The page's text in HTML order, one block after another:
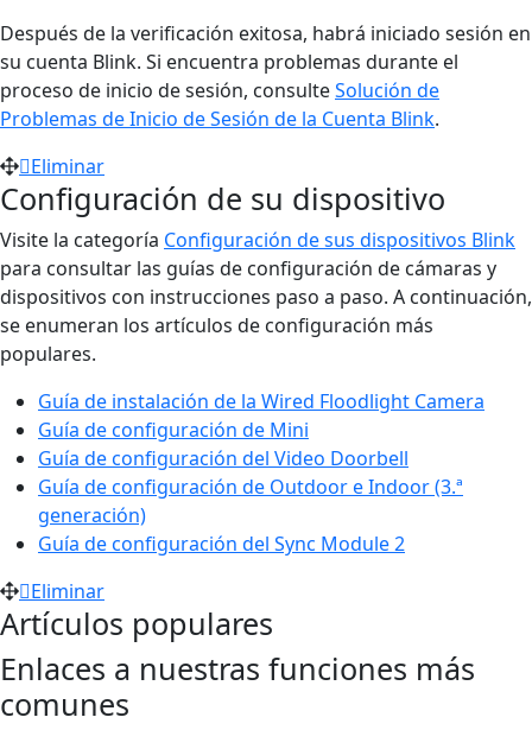
Después de la verificación exitosa, habrá iniciado sesión en
su cuenta Blink. Si encuentra problemas durante el
proceso de inicio de sesión, consulteSolución de
Problemas de Inicio de Sesión de la Cuenta Blink.
Eliminar
Configuración de su dispositivo
Visite la categoría Configuración de sus dispositivos Blink
para consultar las guías de configuración de cámaras y
dispositivos con instrucciones paso a paso. A continuación,
se enumeran los artículos de configuración más
populares.
Guía de instalación de la Wired Floodlight Camera
Guía de configuración de Mini
Guía de configuración del Video Doorbell
Guía de configuración de Outdoor e Indoor (3.ª
generación)
Guía de configuración del Sync Module 2
Eliminar
Artículos populares
Enlaces a nuestras funciones más
comunes